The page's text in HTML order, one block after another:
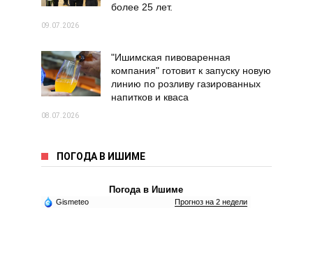
более 25 лет.
09.07.2026
"Ишимская пивоваренная
компания" готовит к запуску новую
линию по розливу газированных
напитков и кваса
08.07.2026
ПОГОДА В ИШИМЕ
Погода в Ишиме
Gismeteo Прогноз на 2 недели